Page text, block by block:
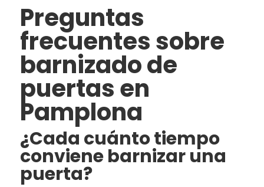
Preguntas
frecuentes sobre
barnizado de
puertas en
Pamplona
¿Cada cuánto tiempo
conviene barnizar una
puerta?